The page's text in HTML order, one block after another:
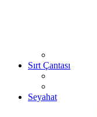
Sırt Çantası
Seyahat